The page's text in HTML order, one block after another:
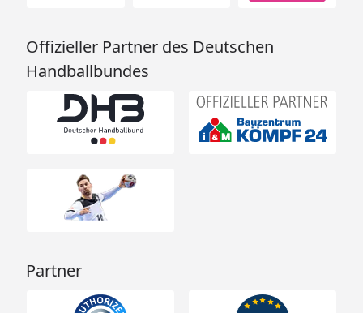
Offizieller Partner des Deutschen
Handballbundes
Partner